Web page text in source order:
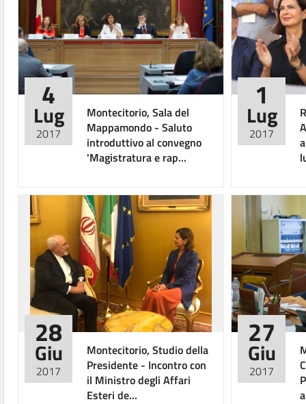
4
Lug
2017
Montecitorio, Sala del
Mappamondo - Saluto
introduttivo al convegno
'Magistratura e rap...
1
Lug
2017
28
Giu
2017
Montecitorio, Studio della
Presidente - Incontro con
il Ministro degli Affari
Esteri de...
27
Giu
2017